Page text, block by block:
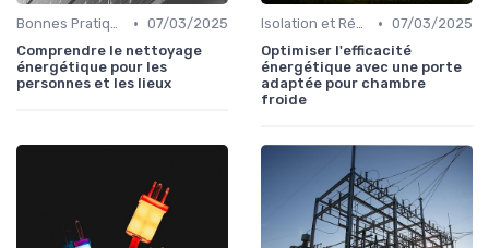
Bonnes Pratiques Quotidiennes • 07/03/2025
Comprendre le nettoyage
énergétique pour les
personnes et les lieux
Isolation et Réduction de la Consommation • 07/03/2025
Optimiser l'efficacité
énergétique avec une porte
adaptée pour chambre
froide